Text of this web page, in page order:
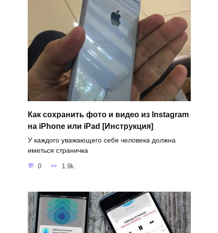
Как сохранить фото и видео из Instagram
на iPhone или iPad [Инструкция]
У каждого уважающего себя человека должна
иметься страничка
0 1.9k.